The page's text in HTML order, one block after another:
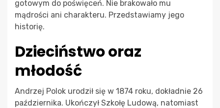
gotowym do poświęceń. Nie brakowało mu
mądrości ani charakteru. Przedstawiamy jego
historię.
Dzieciństwo oraz
młodość
Andrzej Polok urodził się w 1874 roku, dokładnie 26
października. Ukończył Szkołę Ludową, natomiast